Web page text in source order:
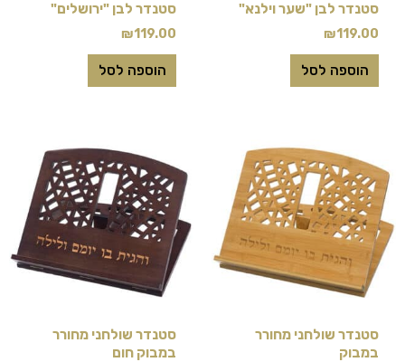
סטנדר לבן "שער וילנא"
₪119.00
הוספה לסל
סטנדר לבן "ירושלים"
₪119.00
הוספה לסל
סטנדר שולחני מחורר
במבוק
סטנדר שולחני מחורר
במבוק חום